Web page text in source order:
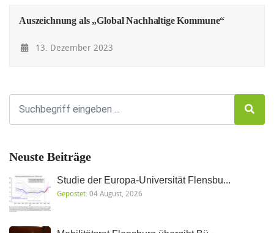
Auszeichnung als „Global Nachhaltige Kommune“
13. Dezember 2023
Neuste Beiträge
Studie der Europa-Universität Flensbu...
Gepostet:04 August, 2026